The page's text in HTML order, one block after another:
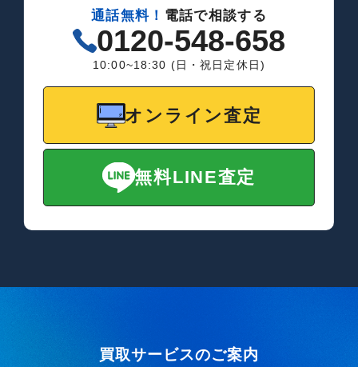
通話無料！ 電話で相談する
0120-548-658
10:00~18:30 (日・祝日定休日)
オンライン査定
無料LINE査定
買取サービスのご案内